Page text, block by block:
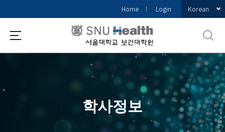
로
메
Home Login Korean
학사정보